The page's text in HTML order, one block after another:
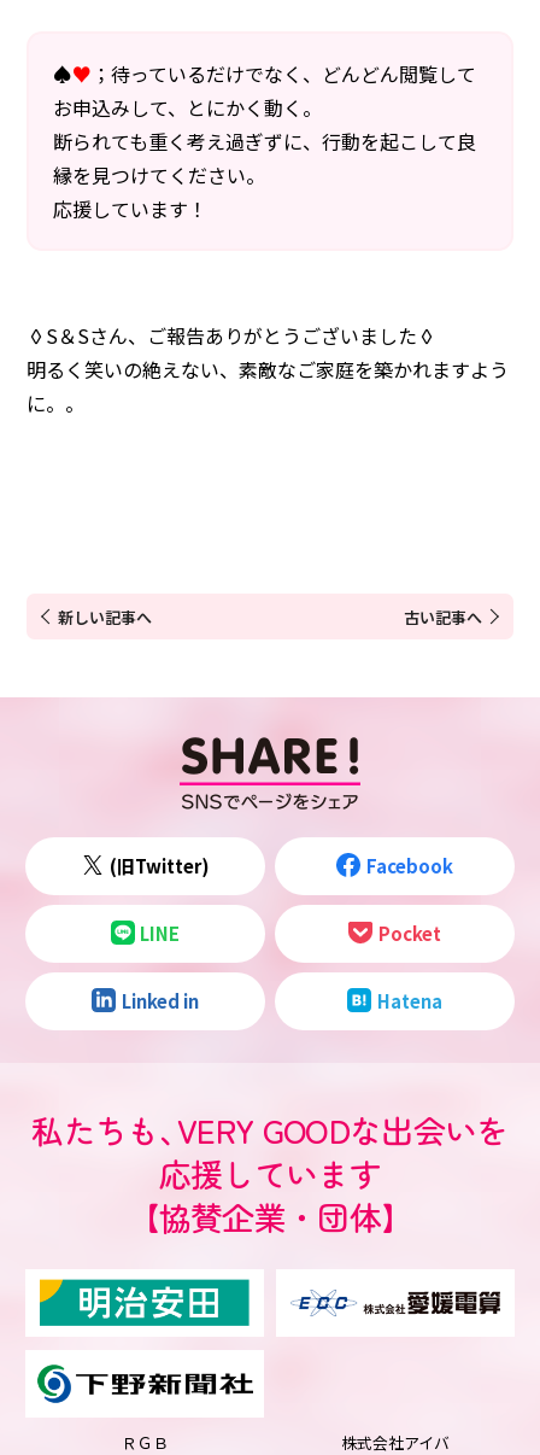
♠♥ ； 待っているだけでなく、どんどん閲覧して
お申込みして、とにかく動く。
断られても重く考え過ぎずに、行動を起こして良
縁を見つけてください。
応援しています！
◊S＆Sさん、ご報告ありがとうございました◊
明るく笑いの絶えない、素敵なご家庭を築かれますよう
に。。
新しい記事へ 古い記事へ
(旧Twitter) Facebook
LINE Pocket
Linked in Hatena
私たちも、VERY GOODな出会いを
応援しています
【協賛企業・団体】
ＲＧＢ
株式会社アイバ